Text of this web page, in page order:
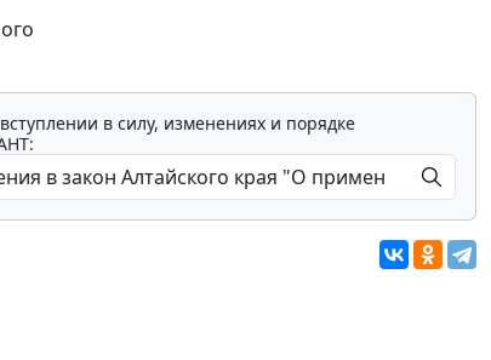
в силу, изменениях и порядке